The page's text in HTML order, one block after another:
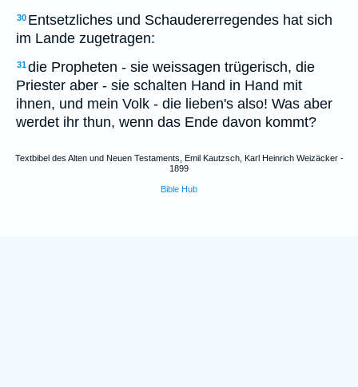
30 Entsetzliches und Schaudererregendes hat sich
im Lande zugetragen:
31die Propheten - sie weissagen trügerisch, die
Priester aber - sie schalten Hand in Hand mit
ihnen, und mein Volk - die lieben's also! Was aber
werdet ihr thun, wenn das Ende davon kommt?
Textbibel des Alten und Neuen Testaments, Emil Kautzsch, Karl Heinrich Weizäcker -
1899
Bible Hub